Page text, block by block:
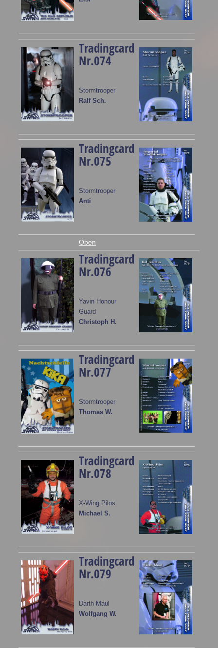
Tradingcard
Nr.074
Stormtrooper
Ralf Sch.
Tradingcard
Nr.075
Stormtrooper
Anti
Oben
Tradingcard
Nr.076
Yavin Honour
Guard
Christoph H.
Tradingcard
Nr.077
Stormtrooper
Thomas W.
Tradingcard
Nr.078
X-Wing Pilos
Michael S.
Tradingcard
Nr.079
Darth Maul
Wolfgang W.